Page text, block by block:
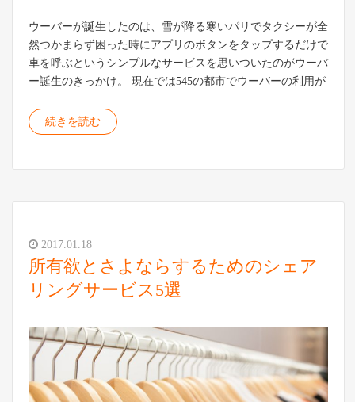
ウーバーが誕生したのは、雪が降る寒いパリでタクシーが全
然つかまらず困った時にアプリのボタンをタップするだけで
車を呼ぶというシンプルなサービスを思いついたのがウーバ
ー誕生のきっかけ。 現在では545の都市でウーバーの利用が
続きを読む
2017.01.18
所有欲とさよならするためのシェア
リングサービス5選